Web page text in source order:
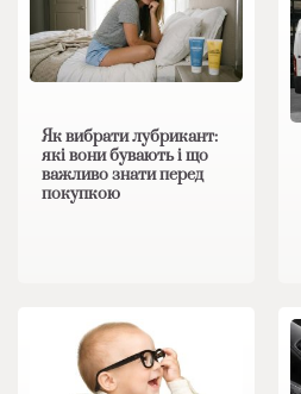
Як вибрати лубрикант:
які вони бувають і що
важливо знати перед
покупкою